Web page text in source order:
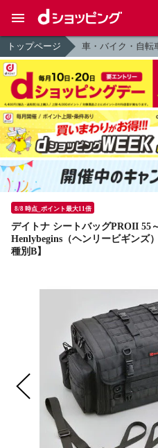
トップページ 車・バイク・自転
8/8 時点_ポイント最大11倍
デイトナ シートバッグPROII 55
Henlybegins（ヘンリービギンズ
種別B】